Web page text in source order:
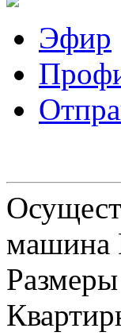
Эфир
машина